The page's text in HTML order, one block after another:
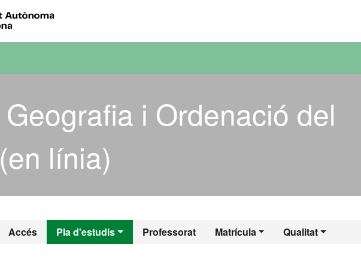
i Ordenació del
línia)
Accés Pla d'estudis Professorat Matrícula Qualitat
Geografia i Ordenació